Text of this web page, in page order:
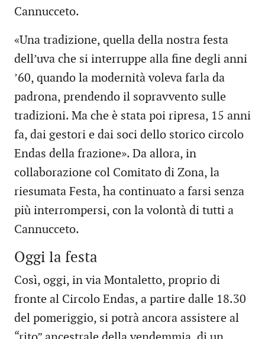
Cannucceto.
«Una tradizione, quella della nostra festa
dell’uva che si interruppe alla fine degli anni
’60, quando la modernità voleva farla da
padrona, prendendo il sopravvento sulle
tradizioni. Ma che è stata poi ripresa, 15 anni
fa, dai gestori e dai soci dello storico circolo
Endas della frazione». Da allora, in
collaborazione col Comitato di Zona, la
riesumata Festa, ha continuato a farsi senza
più interrompersi, con la volontà di tutti a
Cannucceto.
Oggi la festa
Così, oggi, in via Montaletto, proprio di
fronte al Circolo Endas, a partire dalle 18.30
del pomeriggio, si potrà ancora assistere al